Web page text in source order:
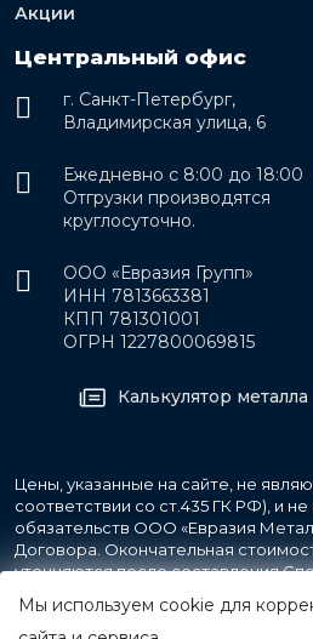
Акции
Центральный офис
г. Санкт-Петербург,
Владимирская улица, 6
Ежедневно с 8:00 до 18:00
Отгрузки производятся
круглосуточно.
ООО «Евразия Групп»
ИНН 7813663381
КПП 781301001
ОГРН 1227800069815
Калькулятор металла
Цены, указанные на сайте, не
соответствии со ст.435 ГК РФ), и не
обязательств ООО «Евразия
Договора. Окончательная
уточняются после составления
фиксируются в Счете на оплату, а
поставку товара.
Мы используем cookie для